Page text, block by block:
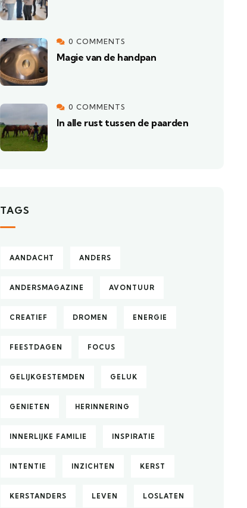
0 COMMENTS
Magie van de handpan
0 COMMENTS
In alle rust tussen de paarden
TAGS
AANDACHT ANDERS
ANDERSMAGAZINE AVONTUUR
CREATIEF DROMEN ENERGIE
FEESTDAGEN FOCUS
GELIJKGESTEMDEN GELUK
GENIETEN HERINNERING
INNERLIJKE FAMILIE INSPIRATIE
INTENTIE INZICHTEN KERST
KERSTANDERS LEVEN LOSLATEN